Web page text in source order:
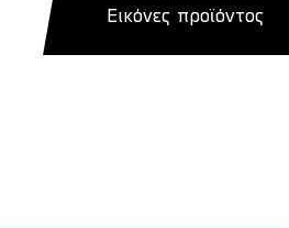
Εικόνες προϊόντος